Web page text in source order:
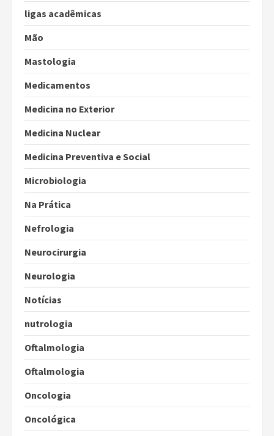
ligas acadêmicas
Mão
Mastologia
Medicamentos
Medicina no Exterior
Medicina Nuclear
Medicina Preventiva e Social
Microbiologia
Na Prática
Nefrologia
Neurocirurgia
Neurologia
Notícias
nutrologia
Oftalmologia
Oftalmologia
Oncologia
Oncológica